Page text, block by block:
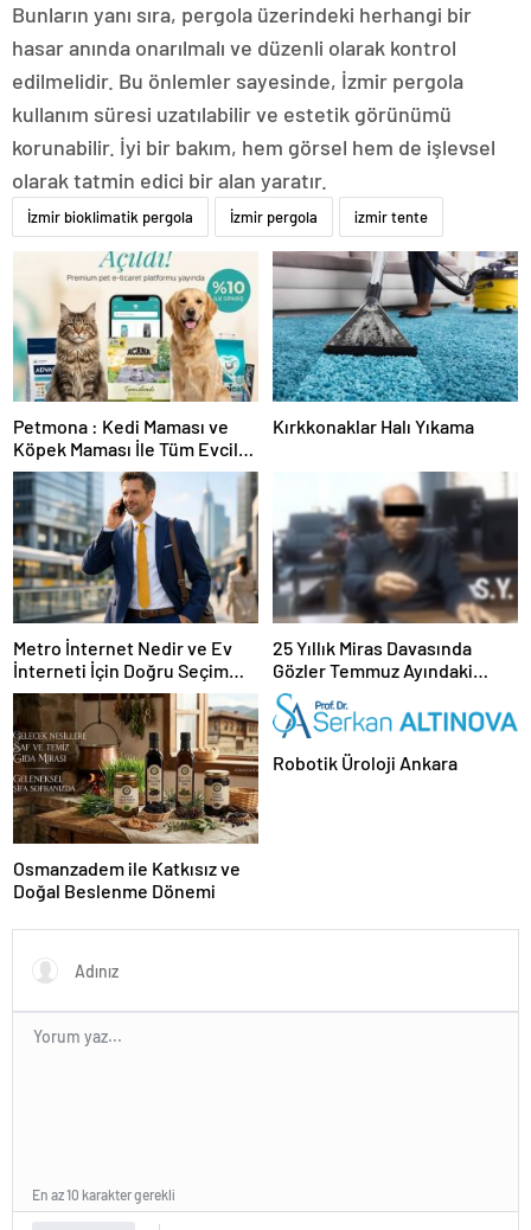
Bunların yanı sıra, pergola üzerindeki herhangi bir
hasar anında onarılmalı ve düzenli olarak kontrol
edilmelidir. Bu önlemler sayesinde, İzmir pergola
kullanım süresi uzatılabilir ve estetik görünümü
korunabilir. İyi bir bakım, hem görsel hem de işlevsel
olarak tatmin edici bir alan yaratır.
İzmir bioklimatik pergola İzmir pergola izmir tente
Petmona : Kedi Maması ve
Köpek Maması İle Tüm Evcil
Hayvan Ürünleri
Kırkkonaklar Halı Yıkama
Metro İnternet Nedir ve Ev
İnterneti İçin Doğru Seçim
Nasıl Yapılır
25 Yıllık Miras Davasında
Gözler Temmuz Ayındaki
Karar Duruşmasına Çevrildi
Osmanzadem ile Katkısız ve
Doğal Beslenme Dönemi
Robotik Üroloji Ankara
En az 10 karakter gerekli